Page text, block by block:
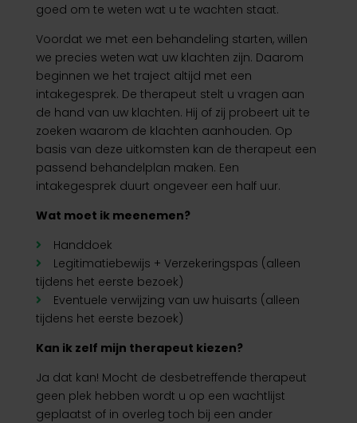
goed om te weten wat u te wachten staat.
Voordat we met een behandeling starten, willen
we precies weten wat uw klachten zijn. Daarom
beginnen we het traject altijd met een
intakegesprek. De therapeut stelt u vragen aan
de hand van uw klachten. Hij of zij probeert uit te
zoeken waarom de klachten aanhouden. Op
basis van deze uitkomsten kan de therapeut een
passend behandelplan maken. Een
intakegesprek duurt ongeveer een half uur.
Wat moet ik meenemen?
Handdoek
Legitimatiebewijs + Verzekeringspas (alleen
tijdens het eerste bezoek)
Eventuele verwijzing van uw huisarts (alleen
tijdens het eerste bezoek)
Kan ik zelf mijn therapeut kiezen?
Ja dat kan! Mocht de desbetreffende therapeut
geen plek hebben wordt u op een wachtlijst
geplaatst of in overleg toch bij een ander